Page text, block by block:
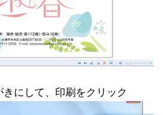
にして、印刷をクリック